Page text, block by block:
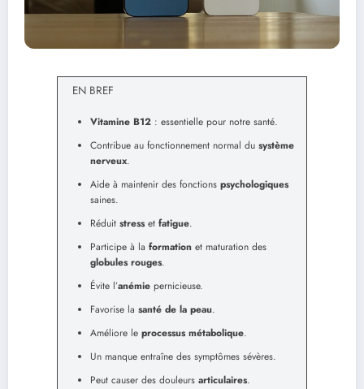
EN BREF
Vitamine B12 : essentielle pour notre santé.
Contribue au fonctionnement normal du système
nerveux.
Aide à maintenir des fonctions psychologiques
saines.
Réduit stresset fatigue.
Participe à la formation et maturation des
globules rouges.
Évite l’anémie pernicieuse.
Favorise la santé de la peau.
Améliore le processus métabolique.
Un manque entraîne des symptômes sévères.
Peut causer des douleurs articulaires.